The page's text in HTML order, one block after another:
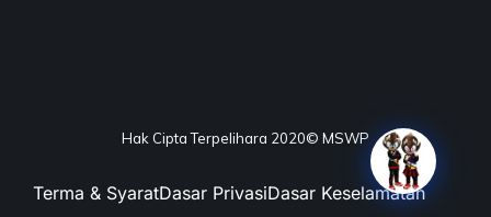
Hak Cipta Terpelihara 2020© MSWP
Terma & SyaratDasar PrivasiDasar Keselamatan